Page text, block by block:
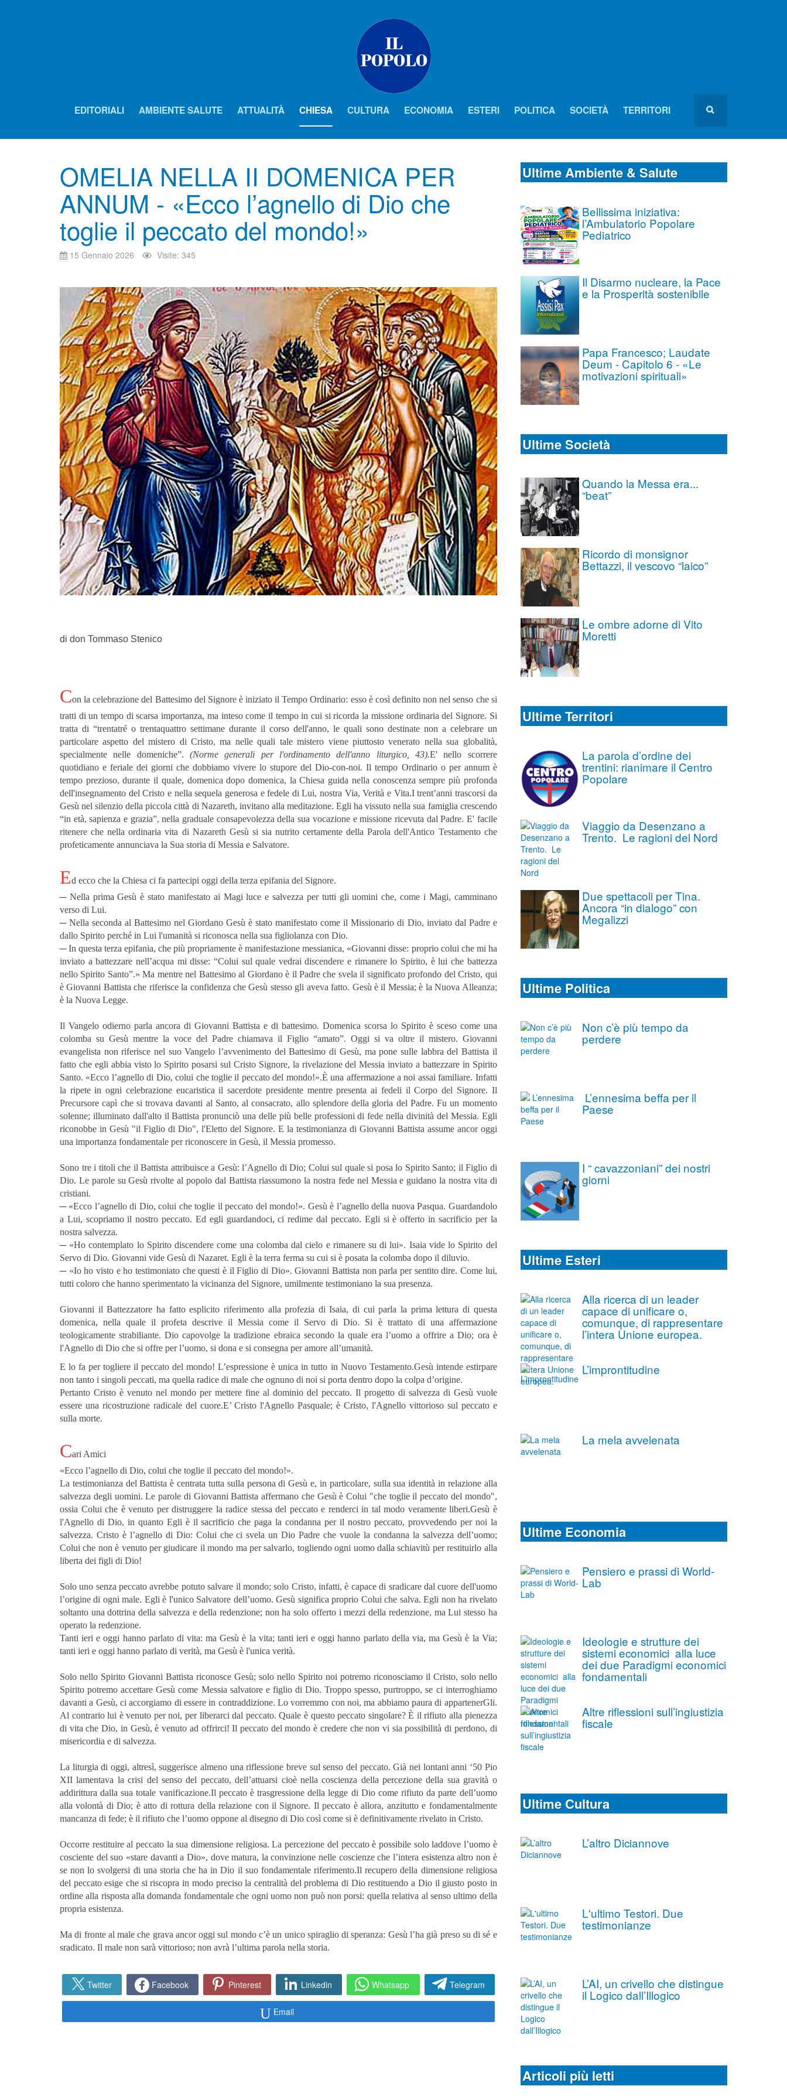
EDITORIALI AMBIENTE SALUTE ATTUALITÀ CHIESA CULTURA ECONOMIA ESTERI POLITICA SOCIETÀ TERRITORI
OMELIA NELLA II DOMENICA PER
ANNUM - «Ecco l’agnello di Dio che
toglie il peccato del mondo!»
15 Gennaio 2026 Visite: 345
di don Tommaso Stenico
Con la celebrazione del Battesimo del Signore è iniziato il Tempo Ordinario: esso è così definito non nel senso che si
tratti di un tempo di scarsa importanza, ma inteso come il tempo in cui si ricorda la missione ordinaria del Signore. Si
tratta di “trentatré o trentaquattro settimane durante il corso dell'anno, le quali sono destinate non a celebrare un
particolare aspetto del mistero di Cristo, ma nelle quali tale mistero viene piuttosto venerato nella sua globalità,
specialmente nelle domeniche”. (Norme generali per l'ordinamento dell'anno liturgico, 43).E' nello scorrere
quotidiano e feriale dei giorni che dobbiamo vivere lo stupore del Dio-con-noi. Il tempo Ordinario o per annum è
tempo prezioso, durante il quale, domenica dopo domenica, la Chiesa guida nella conoscenza sempre più profonda
dell'insegnamento del Cristo e nella sequela generosa e fedele di Lui, nostra Via, Verità e Vita.I trent’anni trascorsi da
Gesù nel silenzio della piccola città di Nazareth, invitano alla meditazione. Egli ha vissuto nella sua famiglia crescendo
“in età, sapienza e grazia”, nella graduale consapevolezza della sua vocazione e missione ricevuta dal Padre. E' facile
ritenere che nella ordinaria vita di Nazareth Gesù si sia nutrito certamente della Parola dell'Antico Testamento che
profeticamente annunciava la Sua storia di Messia e Salvatore.
Ed ecco che la Chiesa ci fa partecipi oggi della terza epifania del Signore.
─ Nella prima Gesù è stato manifestato ai Magi luce e salvezza per tutti gli uomini che, come i Magi, camminano
verso di Lui.
─ Nella seconda al Battesimo nel Giordano Gesù è stato manifestato come il Missionario di Dio, inviato dal Padre e
dallo Spirito perché in Lui l'umanità si riconosca nella sua figliolanza con Dio.
─ In questa terza epifania, che più propriamente è manifestazione messianica, «Giovanni disse: proprio colui che mi ha
inviato a battezzare nell’acqua mi disse: “Colui sul quale vedrai discendere e rimanere lo Spirito, è lui che battezza
nello Spirito Santo”.» Ma mentre nel Battesimo al Giordano è il Padre che svela il significato profondo del Cristo, qui
è Giovanni Battista che riferisce la confidenza che Gesù stesso gli aveva fatto. Gesù è il Messia; è la Nuova Alleanza;
è la Nuova Legge.
Il Vangelo odierno parla ancora di Giovanni Battista e di battesimo. Domenica scorsa lo Spirito è sceso come una
colomba su Gesù mentre la voce del Padre chiamava il Figlio “amato”. Oggi si va oltre il mistero. Giovanni
evangelista non riferisce nel suo Vangelo l’avvenimento del Battesimo di Gesù, ma pone sulle labbra del Battista il
fatto che egli abbia visto lo Spirito posarsi sul Cristo Signore, la rivelazione del Messia inviato a battezzare in Spirito
Santo. «Ecco l’agnello di Dio, colui che toglie il peccato del mondo!».È una affermazione a noi assai familiare. Infatti
la ripete in ogni celebrazione eucaristica il sacerdote presidente mentre presenta ai fedeli il Corpo del Signore. Il
Precursore capì che si trovava davanti al Santo, al consacrato, allo splendore della gloria del Padre. Fu un momento
solenne; illuminato dall'alto il Battista pronunciò una delle più belle professioni di fede nella divinità del Messia. Egli
riconobbe in Gesù "il Figlio di Dio", l'Eletto del Signore. E la testimonianza di Giovanni Battista assume ancor oggi
una importanza fondamentale per riconoscere in Gesù, il Messia promesso.
Sono tre i titoli che il Battista attribuisce a Gesù: l’Agnello di Dio; Colui sul quale si posa lo Spirito Santo; il Figlio di
Dio. Le parole su Gesù rivolte al popolo dal Battista riassumono la nostra fede nel Messia e guidano la nostra vita di
cristiani.
─ «Ecco l’agnello di Dio, colui che toglie il peccato del mondo!». Gesù è l’agnello della nuova Pasqua. Guardandolo
a Lui, scopriamo il nostro peccato. Ed egli guardandoci, ci redime dal peccato. Egli si è offerto in sacrificio per la
nostra salvezza.
─ «Ho contemplato lo Spirito discendere come una colomba dal cielo e rimanere su di lui». Isaia vide lo Spirito del
Servo di Dio. Giovanni vide Gesù di Nazaret. Egli è la terra ferma su cui si è posata la colomba dopo il diluvio.
─ «Io ho visto e ho testimoniato che questi è il Figlio di Dio». Giovanni Battista non parla per sentito dire. Come lui,
tutti coloro che hanno sperimentato la vicinanza del Signore, umilmente testimoniano la sua presenza.
Giovanni il Battezzatore ha fatto esplicito riferimento alla profezia di Isaia, di cui parla la prima lettura di questa
domenica, nella quale il profeta descrive il Messia come il Servo di Dio. Si è trattato di una affermazione
teologicamente strabiliante. Dio capovolge la tradizione ebraica secondo la quale era l’uomo a offrire a Dio; ora è
l'Agnello di Dio che si offre per l’uomo, si dona e si consegna per amore all’umanità.
E lo fa per togliere il peccato del mondo! L’espressione è unica in tutto in Nuovo Testamento.Gesù intende estirpare
non tanto i singoli peccati, ma quella radice di male che ognuno di noi si porta dentro dopo la colpa d’origine.
Pertanto Cristo è venuto nel mondo per mettere fine al dominio del peccato. Il progetto di salvezza di Gesù vuole
essere una ricostruzione radicale del cuore.E’ Cristo l'Agnello Pasquale; è Cristo, l'Agnello vittorioso sul peccato e
sulla morte.
Cari Amici
«Ecco l’agnello di Dio, colui che toglie il peccato del mondo!».
La testimonianza del Battista è centrata tutta sulla persona di Gesù e, in particolare, sulla sua identità in relazione alla
salvezza degli uomini. Le parole di Giovanni Battista affermano che Gesù è Colui "che toglie il peccato del mondo",
ossia Colui che è venuto per distruggere la radice stessa del peccato e renderci in tal modo veramente liberi.Gesù è
l'Agnello di Dio, in quanto Egli è il sacrificio che paga la condanna per il nostro peccato, provvedendo per noi la
salvezza. Cristo è l’agnello di Dio: Colui che ci svela un Dio Padre che vuole la condanna la salvezza dell’uomo;
Colui che non è venuto per giudicare il mondo ma per salvarlo, togliendo ogni uomo dalla schiavitù per restituirlo alla
liberta dei figli di Dio!
Solo uno senza peccato avrebbe potuto salvare il mondo; solo Cristo, infatti, è capace di sradicare dal cuore dell'uomo
l’origine di ogni male. Egli è l'unico Salvatore dell’uomo. Gesù significa proprio Colui che salva. Egli non ha rivelato
soltanto una dottrina della salvezza e della redenzione; non ha solo offerto i mezzi della redenzione, ma Lui stesso ha
operato la redenzione.
Tanti ieri e oggi hanno parlato di vita: ma Gesù è la vita; tanti ieri e oggi hanno parlato della via, ma Gesù è la Via;
tanti ieri e oggi hanno parlato di verità, ma Gesù è l'unica verità.
Solo nello Spirito Giovanni Battista riconosce Gesù; solo nello Spirito noi potremo riconosciamo il Cristo, solo nello
Spirito potremo accettare Gesù come Messia salvatore e figlio di Dio. Troppo spesso, purtroppo, se ci interroghiamo
davanti a Gesù, ci accorgiamo di essere in contraddizione. Lo vorremmo con noi, ma abbiamo paura di appartenerGli.
Al contrario lui è venuto per noi, per liberarci dal peccato. Quale è questo peccato singolare? È il rifiuto alla pienezza
di vita che Dio, in Gesù, è venuto ad offrirci! Il peccato del mondo è credere che non vi sia possibilità di perdono, di
misericordia e di salvezza.
La liturgia di oggi, altresì, suggerisce almeno una riflessione breve sul senso del peccato. Già nei lontani anni ‘50 Pio
XII lamentava la crisi del senso del peccato, dell’attuarsi cioè nella coscienza della percezione della sua gravità o
addirittura dalla sua totale vanificazione.Il peccato è trasgressione della legge di Dio come rifiuto da parte dell’uomo
alla volontà di Dio; è atto di rottura della relazione con il Signore. Il peccato è allora, anzitutto e fondamentalmente
mancanza di fede; è il rifiuto che l’uomo oppone al disegno di Dio così come si è definitivamente rivelato in Cristo.
Occorre restituire al peccato la sua dimensione religiosa. La percezione del peccato è possibile solo laddove l’uomo è
cosciente del suo «stare davanti a Dio», dove matura, la convinzione nelle coscienze che l’intera esistenza altro non è
se non lo svolgersi di una storia che ha in Dio il suo fondamentale riferimento.Il recupero della dimensione religiosa
del peccato esige che si riscopra in modo preciso la centralità del problema di Dio restituendo a Dio il giusto posto in
ordine alla risposta alla domanda fondamentale che ogni uomo non può non porsi: quella relativa al senso ultimo della
propria esistenza.
Ma di fronte al male che grava ancor oggi sul mondo c’è un unico spiraglio di speranza: Gesù l’ha già preso su di sé e
sradicato. Il male non sarà vittorioso; non avrà l’ultima parola nella storia.
Twitter Facebook Pinterest Linkedin Whatsapp Telegram
Email
Ultime Ambiente & Salute
Bellissima iniziativa:
l’Ambulatorio Popolare
Pediatrico
Il Disarmo nucleare, la Pace
e la Prosperità sostenibile
Papa Francesco; Laudate
Deum - Capitolo 6 - «Le
motivazioni spirituali»
Ultime Società
Quando la Messa era...
“beat”
Ricordo di monsignor
Bettazzi, il vescovo “laico”
Le ombre adorne di Vito
Moretti
Ultime Territori
La parola d’ordine dei
trentini: rianimare il Centro
Popolare
Viaggio da Desenzano a
Trento. Le ragioni del Nord
Due spettacoli per Tina.
Ancora “in dialogo” con
Megalizzi
Ultime Politica
Non c’è più tempo da
perdere
L’ennesima beffa per il
Paese
I “ cavazzoniani” dei nostri
giorni
Ultime Esteri
Alla ricerca di un leader
capace di unificare o,
comunque, di rappresentare
l’intera Unione europea.
L’improntitudine
La mela avvelenata
Ultime Economia
Pensiero e prassi di World-
Lab
Ideologie e strutture dei
sistemi economici alla luce
dei due Paradigmi economici
fondamentali
Altre riflessioni sull’ingiustizia
fiscale
Ultime Cultura
L’altro Diciannove
L'ultimo Testori. Due
testimonianze
L’AI, un crivello che distingue
il Logico dall’Illogico
Articoli più letti